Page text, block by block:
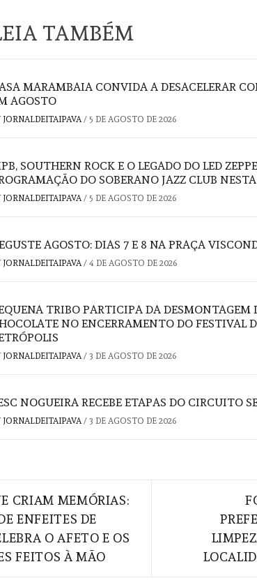
TAMBÉM
MARAMBAIA CONVIDA A DESACELERAR
AGOSTO
JORNALDEITAIPAVA/ 5 DE AGOSTO DE 2026
SOUTHERN ROCK E O LEGADO DO LED
DO SOBERANO JAZZ CLUB
JORNALDEITAIPAVA/ 5 DE AGOSTO DE 2026
AGOSTO: DIAS 7 E 8 NA PRAÇA
JORNALDEITAIPAVA/ 4 DE AGOSTO DE 2026
TRIBO PARTICIPA DA DESMONTAGEM
NO ENCERRAMENTO DO FESTIVAL
JORNALDEITAIPAVA/ 3 DE AGOSTO DE 2026
NOGUEIRA RECEBE ETAPAS DO CIRCUITO
JORNALDEITAIPAVA/ 3 DE AGOSTO DE 2026
CRIAM MEMÓRIAS:
ENFEITES DE
O AFETO E OS
FEITOS À MÃO